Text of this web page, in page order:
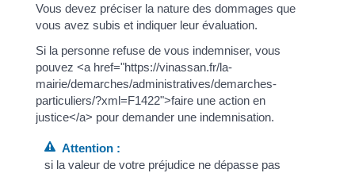
Vous devez préciser la nature des dommages que
vous avez subis et indiquer leur évaluation.
Si la personne refuse de vous indemniser, vous
pouvez <a href="https://vinassan.fr/la-
mairie/demarches/administratives/demarches-
particuliers/?xml=F1422">faire une action en
justice</a> pour demander une indemnisation.
Attention :
si la valeur de votre préjudice ne dépasse pas